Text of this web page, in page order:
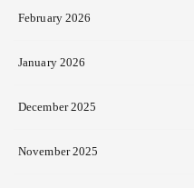
February 2026
January 2026
December 2025
November 2025